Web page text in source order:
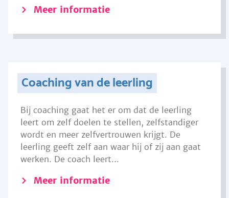
Meer informatie
Coaching van de leerling
Bij coaching gaat het er om dat de leerling
leert om zelf doelen te stellen, zelfstandiger
wordt en meer zelfvertrouwen krijgt. De
leerling geeft zelf aan waar hij of zij aan gaat
werken. De coach leert...
Meer informatie